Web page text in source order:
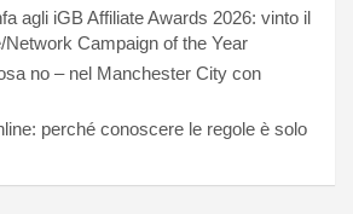
agli iGB Affiliate Awards 2026: vinto il
Campaign of the Year
no – nel Manchester City con
perché conoscere le regole è solo